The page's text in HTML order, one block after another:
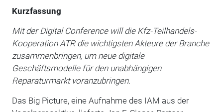
Kurzfassung
Mit der Digital Conference will die Kfz-Teilhandels-
Kooperation ATR die wichtigsten Akteure der Branche
zusammenbringen, um neue digitale
Geschäftsmodelle für den unabhängigen
Reparaturmarkt voranzubringen.
Das Big Picture, eine Aufnahme des IAM aus der